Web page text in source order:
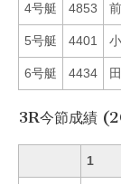
4号艇 4853
5号艇 4401
6号艇 4434
3R今節成績
1